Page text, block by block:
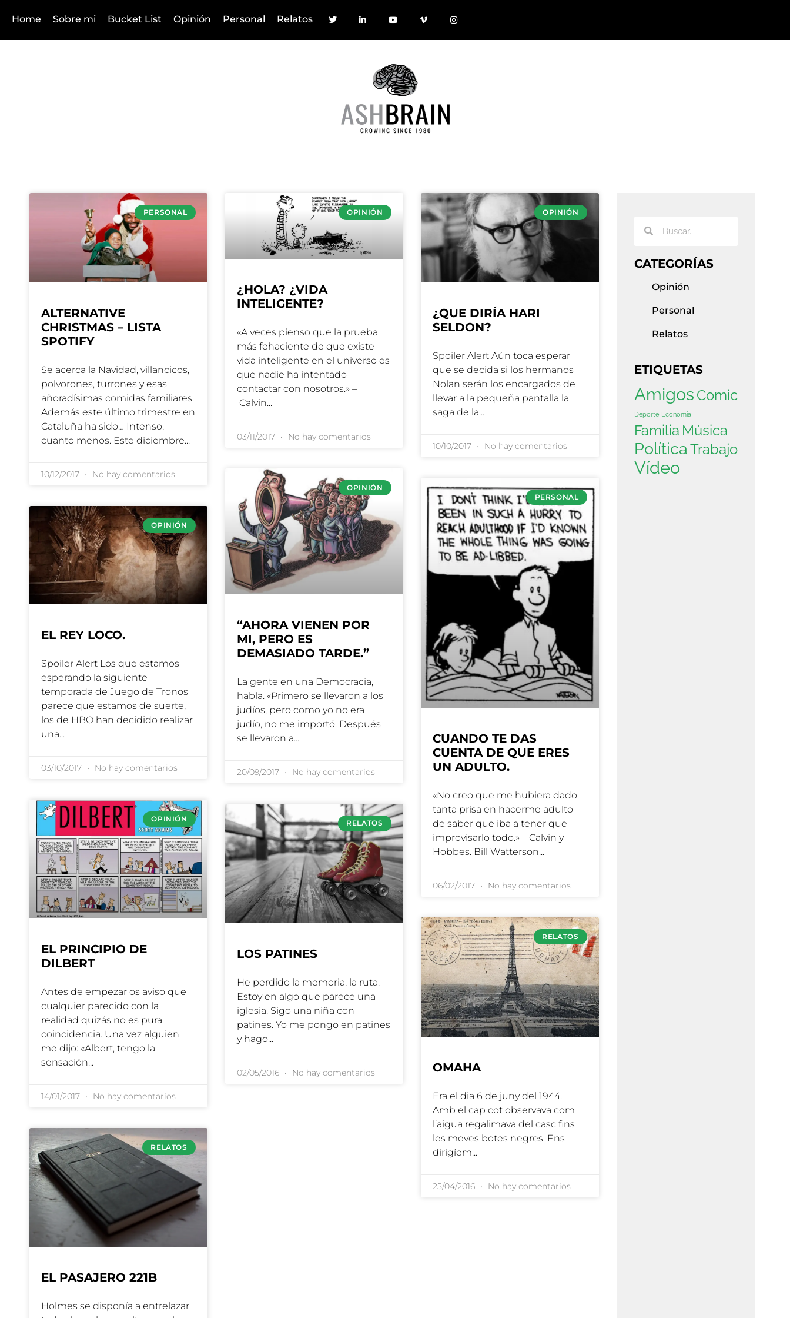
Home Sobre mi Bucket List Opinión Personal Relatos
PERSONAL
ALTERNATIVE
CHRISTMAS – LISTA
SPOTIFY
Se acerca la Navidad, villancicos,
polvorones, turrones y esas
añoradísimas comidas familiares.
Además este último trimestre en
Cataluña ha sido… Intenso,
cuanto menos. Este diciembre
10/12/2017 No hay comentarios
OPINIÓN
¿HOLA? ¿VIDA
INTELIGENTE?
«A veces pienso que la prueba
más fehaciente de que existe
vida inteligente en el universo es
que nadie ha intentado
contactar con nosotros.» –
Calvin
03/11/2017 No hay comentarios
OPINIÓN
¿QUE DIRÍA HARI
SELDON?
Spoiler Alert Aún toca esperar
que se decida si los hermanos
Nolan serán los encargados de
llevar a la pequeña pantalla la
saga de la
10/10/2017 No hay comentarios
OPINIÓN
EL REY LOCO.
Spoiler Alert Los que estamos
esperando la siguiente
temporada de Juego de Tronos
parece que estamos de suerte,
los de HBO han decidido realizar
una
03/10/2017 No hay comentarios
OPINIÓN
“AHORA VIENEN POR
MI, PERO ES
DEMASIADO TARDE.”
La gente en una Democracia,
habla. «Primero se llevaron a los
judíos, pero como yo no era
judío, no me importó. Después
se llevaron a
20/09/2017 No hay comentarios
PERSONAL
CUANDO TE DAS
CUENTA DE QUE ERES
UN ADULTO.
«No creo que me hubiera dado
tanta prisa en hacerme adulto
de saber que iba a tener que
improvisarlo todo.» – Calvin y
Hobbes. Bill Watterson
06/02/2017 No hay comentarios
OPINIÓN
EL PRINCIPIO DE
DILBERT
Antes de empezar os aviso que
cualquier parecido con la
realidad quizás no es pura
coincidencia. Una vez alguien
me dijo: «Albert, tengo la
sensación
14/01/2017 No hay comentarios
RELATOS
LOS PATINES
He perdido la memoria, la ruta.
Estoy en algo que parece una
iglesia. Sigo una niña con
patines. Yo me pongo en patines
y hago
02/05/2016 No hay comentarios
RELATOS
OMAHA
Era el dia 6 de juny del 1944.
Amb el cap cot observava com
l’aigua regalimava del casc fins
les meves botes negres. Ens
dirigíem
25/04/2016 No hay comentarios
RELATOS
EL PASAJERO 221B
Holmes se disponía a entrelazar
CATEGORÍAS
Opinión
Personal
Relatos
ETIQUETAS
Amigos Comic
Deporte Economía
Familia Música
PolíticaTrabajo
Vídeo